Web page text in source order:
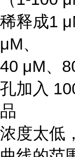
稀释成1
μM、
40 μM、
孔加入
品
浓度太低